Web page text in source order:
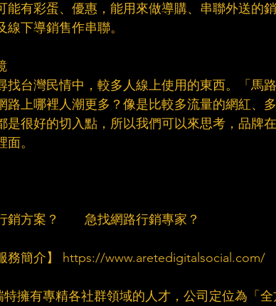
能有彩蛋、優惠，能用來做導購、串聯外送的
線下導銷售作串聯。​
找台灣民情中，較多人線上使用的東西。「馬
路上哪裡人潮更多？像是比較多流量的網紅、
是很好的切入點，所以我們可以來思考，品牌
。​
銷方案？　　急找網路行銷專家？​
務簡介】 https://www.aretedigitalsocial.com/​
擁有專精各社群領域的人才，公司定位為「